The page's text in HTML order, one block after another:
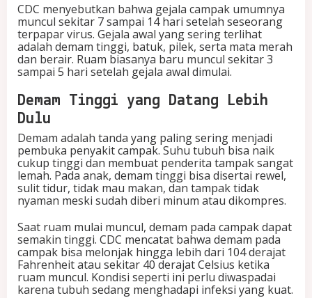
t
CDC menyebutkan bahwa gejala campak umumnya
muncul sekitar 7 sampai 14 hari setelah seseorang
terpapar virus. Gejala awal yang sering terlihat
adalah demam tinggi, batuk, pilek, serta mata merah
dan berair. Ruam biasanya baru muncul sekitar 3
sampai 5 hari setelah gejala awal dimulai.
Demam Tinggi yang Datang Lebih
Dulu
Demam adalah tanda yang paling sering menjadi
pembuka penyakit campak. Suhu tubuh bisa naik
cukup tinggi dan membuat penderita tampak sangat
lemah. Pada anak, demam tinggi bisa disertai rewel,
sulit tidur, tidak mau makan, dan tampak tidak
nyaman meski sudah diberi minum atau dikompres.
Saat ruam mulai muncul, demam pada campak dapat
semakin tinggi. CDC mencatat bahwa demam pada
campak bisa melonjak hingga lebih dari 104 derajat
Fahrenheit atau sekitar 40 derajat Celsius ketika
ruam muncul. Kondisi seperti ini perlu diwaspadai
karena tubuh sedang menghadapi infeksi yang kuat.